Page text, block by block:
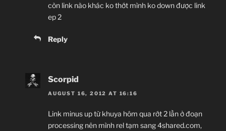
còn link nào khác ko thớt mình ko down được link
ep 2
Reply
Scorpid
AUGUST 16, 2012 AT 16:16
Link minus up từ khuya hôm qua rớt 2 lần ở đoạn
processing nên mình rel tạm sang 4shared.com,